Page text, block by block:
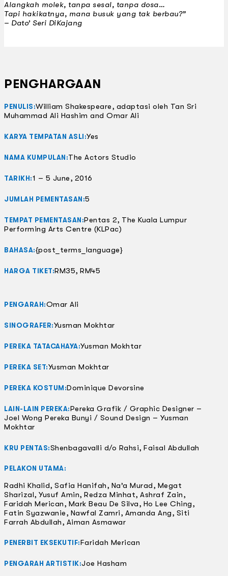
Alangkah molek, tanpa sesal, tanpa dosa…
Tapi hakikatnya, mana busuk yang tak berbau?”
– Dato’ Seri DiKajang
PENGHARGAAN
PENULIS:William Shakespeare, adaptasi oleh Tan Sri
Muhammad Ali Hashim and Omar Ali
KARYA TEMPATAN ASLI:Yes
NAMA KUMPULAN:The Actors Studio
TARIKH:1 – 5 June, 2016
JUMLAH PEMENTASAN:5
TEMPAT PEMENTASAN:Pentas 2, The Kuala Lumpur
Performing Arts Centre (KLPac)
BAHASA:{post_terms_language}
HARGA TIKET:RM35, RM45
PENGARAH:Omar Ali
SINOGRAFER:Yusman Mokhtar
PEREKA TATACAHAYA:Yusman Mokhtar
PEREKA SET:Yusman Mokhtar
PEREKA KOSTUM:Dominique Devorsine
LAIN-LAIN PEREKA:Pereka Grafik / Graphic Designer –
Joel Wong Pereka Bunyi / Sound Design – Yusman
Mokhtar
KRU PENTAS:Shenbagavalli d/o Rahsi, Faisal Abdullah
PELAKON UTAMA:
Radhi Khalid, Safia Hanifah, Na’a Murad, Megat
Sharizal, Yusuf Amin, Redza Minhat, Ashraf Zain,
Faridah Merican, Mark Beau De Silva, Ho Lee Ching,
Fatin Syazwanie, Nawfal Zamri, Amanda Ang, Siti
Farrah Abdullah, Aiman Asmawar
PENERBIT EKSEKUTIF:Faridah Merican
PENGARAH ARTISTIK:Joe Hasham